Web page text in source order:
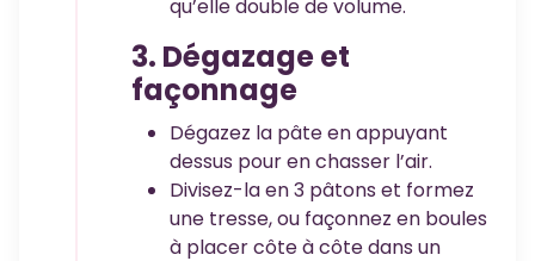
qu’elle double de volume.
3. Dégazage et
façonnage
Dégazez la pâte en appuyant
dessus pour en chasser l’air.
Divisez-la en 3 pâtons et formez
une tresse, ou façonnez en boules
à placer côte à côte dans un